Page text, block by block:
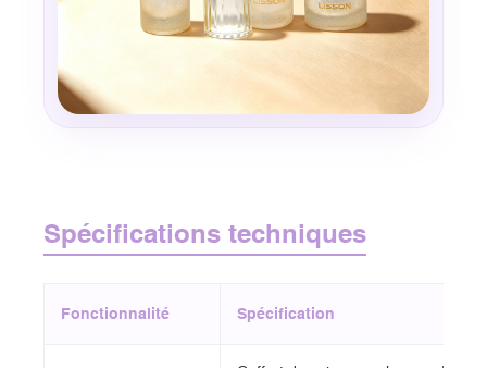
Spécifications techniques
Fonctionnalité Spécification